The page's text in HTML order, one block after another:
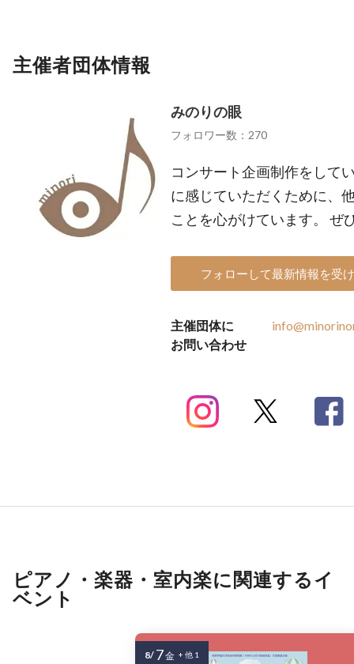
主催者団体情報
みのりの眼
フォロワー数：270
コンサート企画制作をして
に感じていただくために、
ことを心がけています。 ぜ
フォローして最新情報を受
主催団体に
お問い合わせ
ピアノ・楽器・室内楽に関連するイ
ベント
8/ 7金 + 他 1